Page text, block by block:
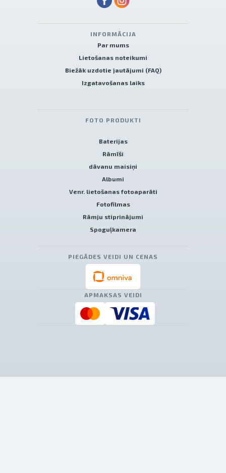
INFORMĀCIJA
Par mums
Lietošanas noteikumi
Biežāk uzdotie jautājumi (FAQ)
Izgatavošanas laiks
FOTO PRODUKTI
Baterijas
Rāmīši
dāvanu maisiņi
Albumi
Venr. lietošanas fotoaparāti
Fotofilmas
Rāmju stiprinājumi
Spoguļkamera
PIEGĀDES VEIDI UN CENAS
APMAKSAS VEIDI